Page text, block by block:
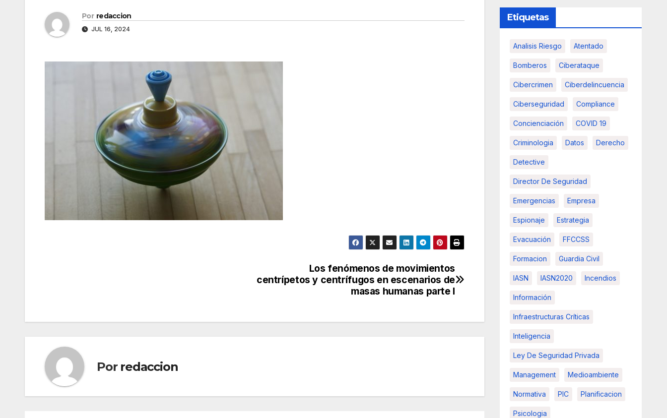
Por redaccion
JUL 16, 2024
Los fenómenos de movimientos
centrípetos y centrífugos en escenarios de
masas humanas parte I
Por redaccion
Etiquetas
Analisis Riesgo Atentado
Bomberos Ciberataque
Cibercrimen Ciberdelincuencia
Ciberseguridad Compliance
Concienciación COVID 19
Criminologia Datos Derecho
Detective
Director De Seguridad
Emergencias Empresa
Espionaje Estrategia
Evacuación FFCCSS
Formacion Guardia Civil
IASN IASN2020 Incendios
Información
Infraestructuras Críticas
Inteligencia
Ley De Seguridad Privada
Management Medioambiente
Normativa PIC Planificacion
Psicologia